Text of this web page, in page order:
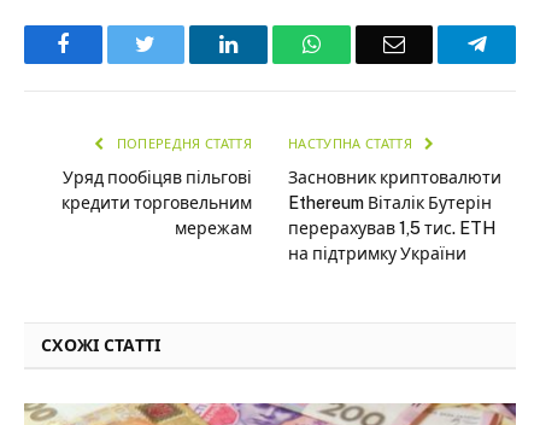
Facebook LinkedInWhatsAppEmail
ПОПЕРЕДНЯ СТАТТЯ
Уряд пообіцяв пільгові
кредити торговельним
мережам
НАСТУПНА СТАТТЯ
Засновник криптовалюти
Ethereum Віталік Бутерін
перерахував 1,5 тис. ETH
на підтримку України
СХОЖІ СТАТТІ